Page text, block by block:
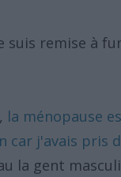
remise à
la ménopause
j'avais pris
la gent